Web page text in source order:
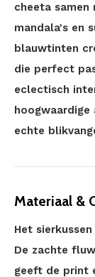
cheeta
mandala's en
blauwtinten
die perfect
eclectisch
echte
Materiaal &
Het
De zachte
geeft de print